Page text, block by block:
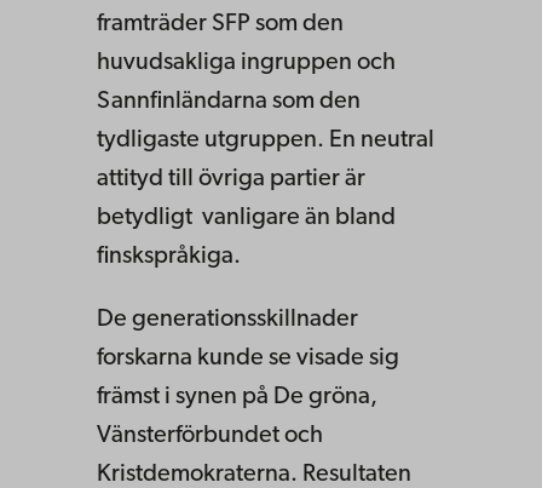
framträder SFP som den
huvudsakliga ingruppen och
Sannfinländarna som den
tydligaste utgruppen. En neutral
attityd till övriga partier är
betydligt vanligare än bland
finskspråkiga.
De generationsskillnader
forskarna kunde se visade sig
främst i synen på De gröna,
Vänsterförbundet och
Kristdemokraterna. Resultaten